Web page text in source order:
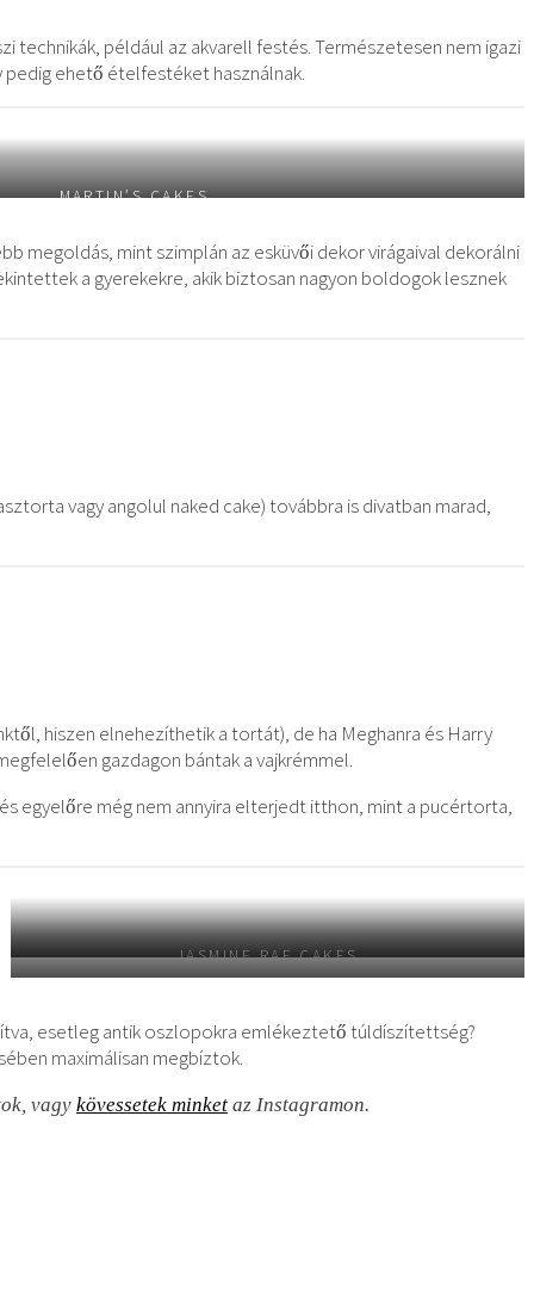
például az akvarell festés. Természetesen nem igazi
pedig ehető ételfestéket használnak.
MARTIN’S CAKES
megoldás, mint szimplán az esküvői dekor virágaival dekorálni
a gyerekekre, akik biztosan nagyon boldogok lesznek
vagy angolul naked cake) továbbra is divatban marad,
hiszen elnehezíthetik a tortát), de ha Meghanra és Harry
gazdagon bántak a vajkrémmel.
egyelőre még nem annyira elterjedt itthon, mint a pucértorta,
JASMINE RAE CAKES
esetleg antik oszlopokra emlékeztető túldíszítettség?
maximálisan megbíztok.
vagy kövessetek minket az Instagramon.